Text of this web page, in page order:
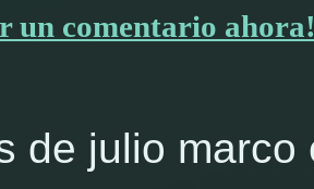
un comentario
de julio